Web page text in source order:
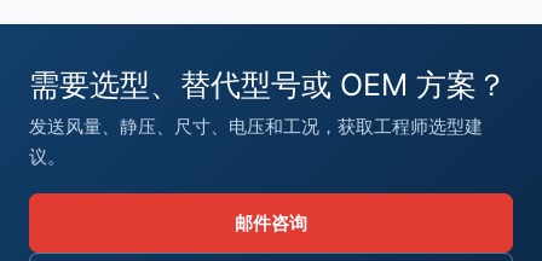
需要选型、替代型号或 OEM 方案？
发送风量、静压、尺寸、电压和工况，获取工程师选型建
议。
邮件咨询